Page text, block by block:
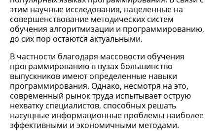
этим научные исследования, нацеленные на
совершенствование методических систем
обучения алгоритмизации и программированию,
до сих пор остаются актуальными.
В частности благодаря массовости обучения
программированию в вузах большинство
выпускников имеют определенные навыки
программирования. Однако, несмотря на это,
современный рынок труда испытывает острую
нехватку специалистов, способных решать
насущные информационные проблемы наиболее
эффективными и экономичными методами.